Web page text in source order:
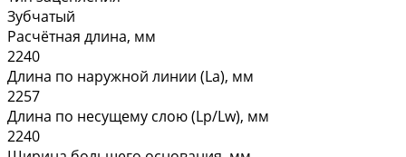
Зубчатый
Расчётная длина, мм
2240
Длина по наружной линии (La), мм
2257
Длина по несущему слою (Lp/Lw), мм
2240